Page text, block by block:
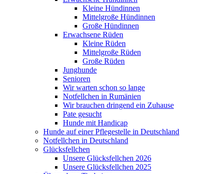
Kleine Hündinnen
Mittelgroße Hündinnen
Große Hündinnen
Erwachsene Rüden
Kleine Rüden
Mittelgroße Rüden
Große Rüden
Junghunde
Senioren
Wir warten schon so lange
Notfellchen in Rumänien
Wir brauchen dringend ein Zuhause
Pate gesucht
Hunde mit Handicap
Hunde auf einer Pflegestelle in Deutschland
Notfellchen in Deutschland
Glücksfellchen
Unsere Glücksfellchen 2026
Unsere Glücksfellchen 2025